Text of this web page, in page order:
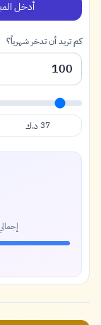
أدخل
كم تريد أن تدخر شهرياً؟
37 د.ك